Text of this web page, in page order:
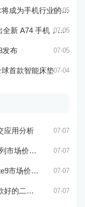
手机行业的新的趋势07-05
屏幕和大容量电池07-05
发布 07-05
首款智能床垫07-04
应用分析 07-07
走势平稳 07-07
持续下跌 07-07
机应用？ 07-07